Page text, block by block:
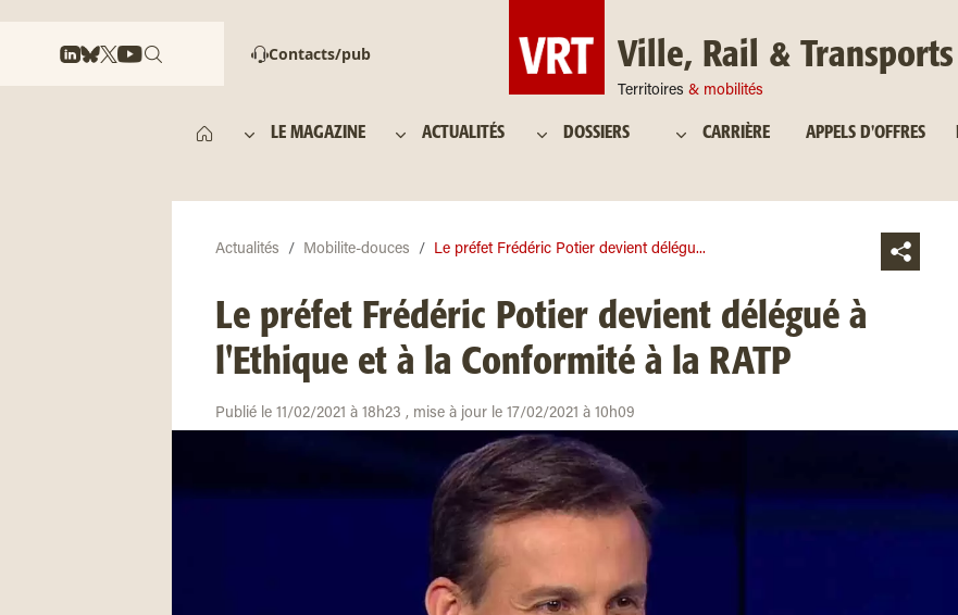
Contacts/pub Ville, Rail & Transports
Territoires & mobilités
LE MAGAZINE ACTUALITÉS DOSSIERS CARRIÈRE APPELS D'OFFRES
Actualités Mobilite-douces Le préfet Frédéric Potier devient délégu...
Le préfet Frédéric Potier devient délégué à
l'Ethique et à la Conformité à la RATP
Publié le 11/02/2021 à 18h23 , mise à jour le 17/02/2021 à 10h09